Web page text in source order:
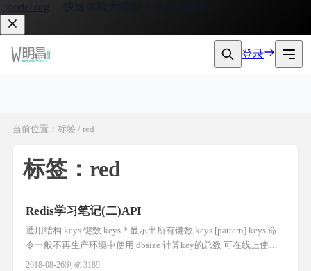
，快速体验大模型 API 接入服务。
登录
当前位置：标签 / red
标签：red
Redis学习笔记(二)API
通用结构 keys 键数 keys * 显示出所有键数 keys [pattern] keys 命
令一般不再生产环境中使用 dbsize 计算key的总数 可在线上使用
的 exists key名 判断是否存在 0不存在 1存在 del key名 [key名...] 0
2018-08-26浏览 3189